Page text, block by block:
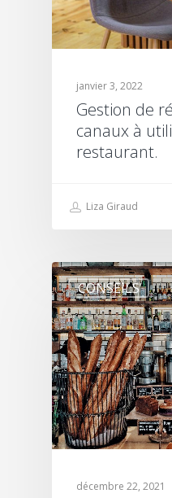
janvier 3, 2022
Gestion de
canaux à
restaurant.
Liza Giraud
CONSEILS
décembre 22, 2021